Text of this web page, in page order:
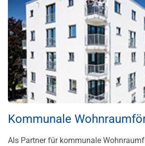
Kommunale
Als Partner für kommunale